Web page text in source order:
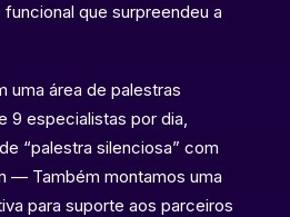
que surpreendeu a
uma área de palestras
9 especialistas por dia,
“palestra silenciosa” com
— Também montamos uma
para suporte aos parceiros